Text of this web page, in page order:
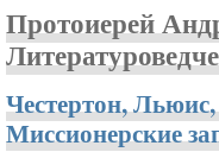
Протоиерей
Честертон,
Миссионерские